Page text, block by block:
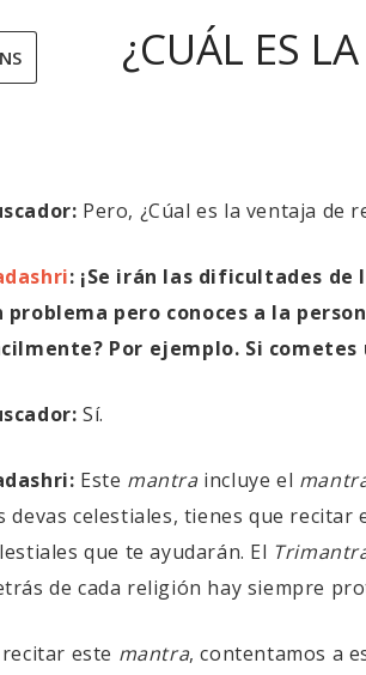
¿CUÁL ES
Pero, ¿Cúal es la ventaja de
: ¡Se irán las dificultades
problema pero conoces a la
Por ejemplo. Si
Sí.
Este mantraincluye el
devas celestiales, tienes que recitar
que te ayudarán. El
de cada religión hay siempre
este mantra, contentamos a